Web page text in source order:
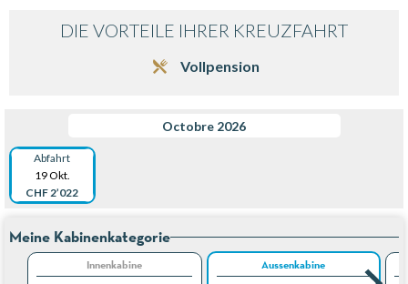
DIE VORTEILE IHRER KREUZFAHRT
Vollpension
Octobre 2026
Abfahrt
19 Okt.
CHF 2’022
Meine Kabinenkategorie
Innenkabine Aussenkabine